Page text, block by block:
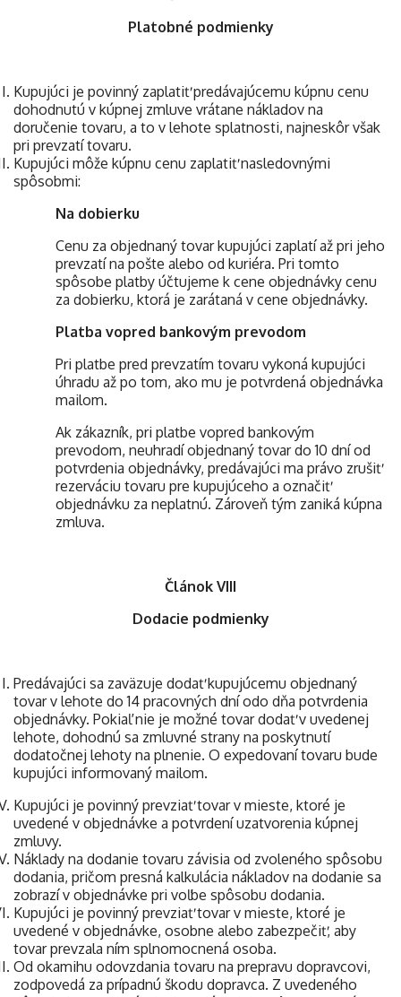
Platobné podmienky
Kupujúci je povinný zaplatiť predávajúcemu kúpnu cenu
dohodnutú v kúpnej zmluve vrátane nákladov na
doručenie tovaru, a to v lehote splatnosti, najneskôr však
pri prevzatí tovaru.
Kupujúci môže kúpnu cenu zaplatiť nasledovnými
spôsobmi:
Na dobierku
Cenu za objednaný tovar kupujúci zaplatí až pri jeho
prevzatí na pošte alebo od kuriéra. Pri tomto
spôsobe platby účtujeme k cene objednávky cenu
za dobierku, ktorá je zarátaná v cene objednávky.
Platba vopred bankovým prevodom
Pri platbe pred prevzatím tovaru vykoná kupujúci
úhradu až po tom, ako mu je potvrdená objednávka
mailom.
Ak zákazník, pri platbe vopred bankovým
prevodom, neuhradí objednaný tovar do 10 dní od
potvrdenia objednávky, predávajúci ma právo zrušiť
rezerváciu tovaru pre kupujúceho a označiť
objednávku za neplatnú. Zároveň tým zaniká kúpna
zmluva.
Článok VIII
Dodacie podmienky
Predávajúci sa zaväzuje dodať kupujúcemu objednaný
tovar v lehote do 14 pracovných dní odo dňa potvrdenia
objednávky. Pokiaľ nie je možné tovar dodať v uvedenej
lehote, dohodnú sa zmluvné strany na poskytnutí
dodatočnej lehoty na plnenie. O expedovaní tovaru bude
kupujúci informovaný mailom.
Kupujúci je povinný prevziať tovar v mieste, ktoré je
uvedené v objednávke a potvrdení uzatvorenia kúpnej
zmluvy.
Náklady na dodanie tovaru závisia od zvoleného spôsobu
dodania, pričom presná kalkulácia nákladov na dodanie sa
zobrazí v objednávke pri voľbe spôsobu dodania.
Kupujúci je povinný prevziať tovar v mieste, ktoré je
uvedené v objednávke, osobne alebo zabezpečiť, aby
tovar prevzala ním splnomocnená osoba.
Od okamihu odovzdania tovaru na prepravu dopravcovi,
zodpovedá za prípadnú škodu dopravca. Z uvedeného